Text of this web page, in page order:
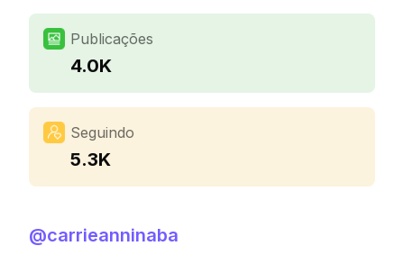
Publicações
4.0K
Seguindo
5.3K
@carrieanninaba